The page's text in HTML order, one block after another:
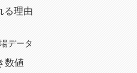
る理由
データ
数値